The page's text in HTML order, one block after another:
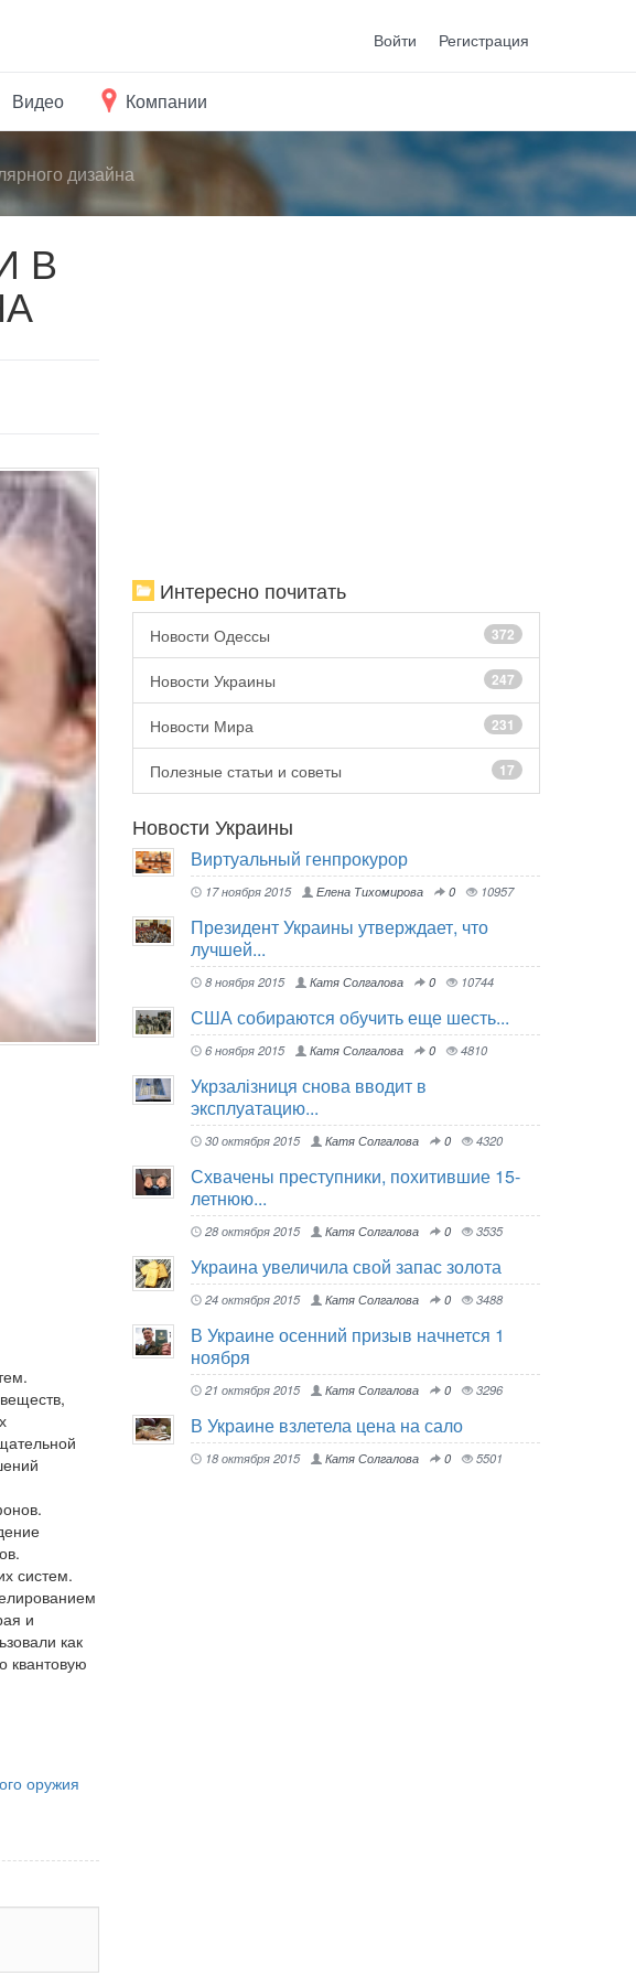
Войти Регистрация
Видео Компании
дизайна
В
систем.
и
как
квантовую
оружия
Интересно почитать
Новости Одессы 372
Новости Украины 247
Новости Мира 231
Полезные статьи и советы 17
Новости Украины
Виртуальный генпрокурор
17 ноября 2015 Елена Тихомирова 0 10957
Президент Украины утверждает, что
лучшей...
8 ноября 2015 Катя Солгалова 0 10744
США собираются обучить еще шесть...
6 ноября 2015 Катя Солгалова 0 4810
Укрзалізниця снова вводит в
эксплуатацию...
30 октября 2015 Катя Солгалова 0 4320
Схвачены преступники, похитившие 15-
летнюю...
28 октября 2015 Катя Солгалова 0 3535
Украина увеличила свой запас золота
24 октября 2015 Катя Солгалова 0 3488
В Украине осенний призыв начнется 1
ноября
21 октября 2015 Катя Солгалова 0 3296
В Украине взлетела цена на сало
18 октября 2015 Катя Солгалова 0 5501